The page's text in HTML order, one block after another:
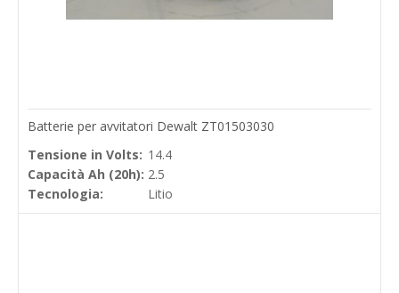
Batterie per avvitatori Dewalt ZT01503030
Tensione in Volts: 14.4
Capacità Ah (20h): 2.5
Tecnologia:
Litio